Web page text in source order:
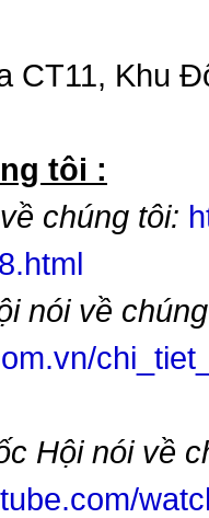
CT11, Khu
tôi :
chúng tôi:
nói về chúng
Hội nói về